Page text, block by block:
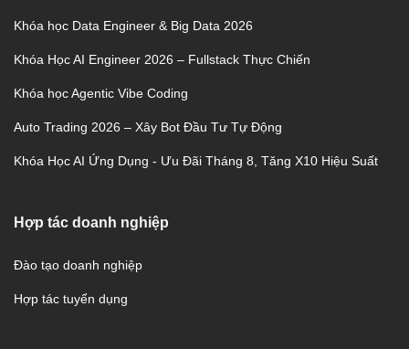
Khóa học Data Engineer & Big Data 2026
Khóa Học AI Engineer 2026 – Fullstack Thực Chiến
Khóa học Agentic Vibe Coding
Auto Trading 2026 – Xây Bot Đầu Tư Tự Động
Khóa Học AI Ứng Dụng - Ưu Đãi Tháng 8, Tăng X10 Hiệu Suất
Hợp tác doanh nghiệp
Đào tạo doanh nghiệp
Hợp tác tuyển dụng